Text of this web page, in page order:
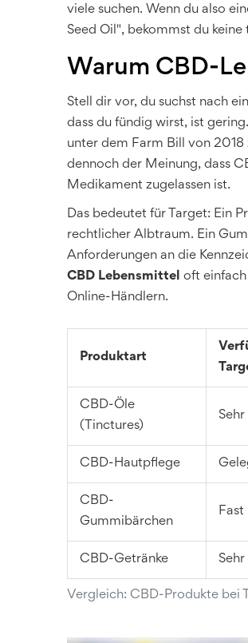
viele suchen. Wenn du also
Seed Oil", bekommst du
Warum CBD-
Stell dir vor, du suchst nach
dass du fündig wirst, ist
unter dem Farm Bill
von 2018
dennoch der Meinung, dass
Medikament zugelassen ist.
Das bedeutet für Target: Ein
rechtlicher Albtraum. Ein
Anforderungen an die
CBD Lebensmittel oft einfach
Online-Händlern.
Vergleich: CBD-Produkte bei
Produktart
CBD-Öle
(Tinctures)
CBD-Hautpflege
CBD-
Gummibärchen
Fast
CBD-Getränke